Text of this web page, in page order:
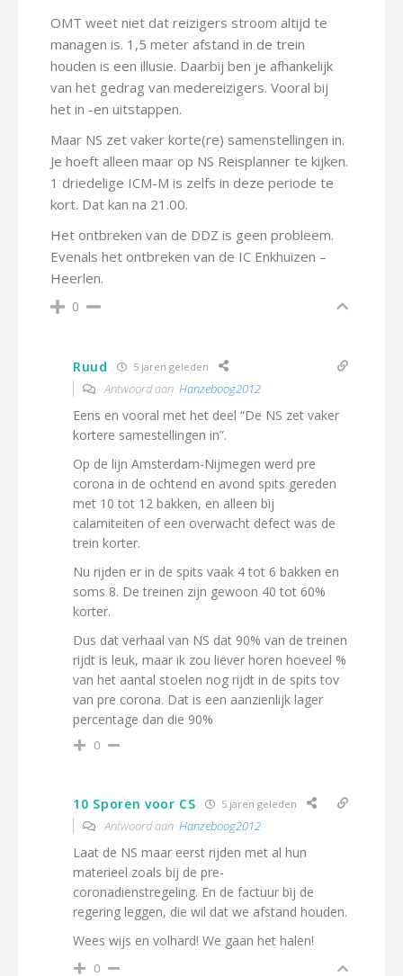
OMT weet niet dat reizigers stroom altijd te
managen is. 1,5 meter afstand in de trein
houden is een illusie. Daarbij ben je afhankelijk
van het gedrag van medereizigers. Vooral bij
het in -en uitstappen.
Maar NS zet vaker korte(re) samenstellingen in.
Je hoeft alleen maar op NS Reisplanner te kijken.
1 driedelige ICM-M is zelfs in deze periode te
kort. Dat kan na 21.00.
Het ontbreken van de DDZ is geen probleem.
Evenals het ontbreken van de IC Enkhuizen –
Heerlen.
0
Ruud 5 jaren geleden
Antwoord aan Hanzeboog2012
Eens en vooral met het deel “De NS zet vaker
kortere samestellingen in”.
Op de lijn Amsterdam-Nijmegen werd pre
corona in de ochtend en avond spits gereden
met 10 tot 12 bakken, en alleen bij
calamiteiten of een overwacht defect was de
trein korter.
Nu rijden er in de spits vaak 4 tot 6 bakken en
soms 8. De treinen zijn gewoon 40 tot 60%
korter.
Dus dat verhaal van NS dat 90% van de treinen
rijdt is leuk, maar ik zou liever horen hoeveel %
van het aantal stoelen nog rijdt in de spits tov
van pre corona. Dat is een aanzienlijk lager
percentage dan die 90%
0
10 Sporen voor CS 5 jaren geleden
Antwoord aan Hanzeboog2012
Laat de NS maar eerst rijden met al hun
materieel zoals bij de pre-
coronadienstregeling. En de factuur bij de
regering leggen, die wil dat we afstand houden.
Wees wijs en volhard! We gaan het halen!
0